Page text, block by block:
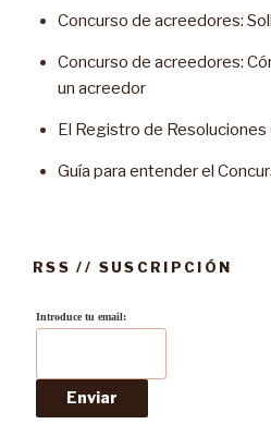
Concurso de acreedores:
Concurso de acreedores:
un acreedor
El Registro de Resoluciones
Guía para entender el
RSS // SUSCRIPCIÓN
Introduce tu email: